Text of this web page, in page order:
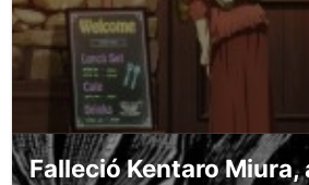
Falleció Kentaro Miura,